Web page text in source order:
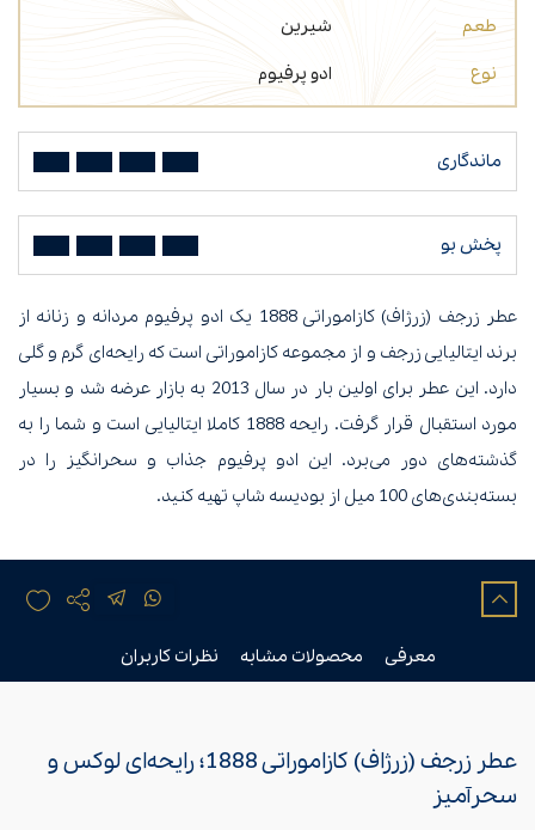
طعم
شیرین
نوع
ادو پرفیوم
ماندگاری
پخش بو
عطر زرجف (زرژاف) کازاموراتی 1888 یک ادو پرفیوم مردانه و زنانه از
برند ایتالیایی زرجف و از مجموعه کازاموراتی است که رایحه‌ای گرم و گلی
دارد. این عطر برای اولین بار در سال 2013 به بازار عرضه شد و بسیار
مورد استقبال قرار گرفت. رایحه 1888 کاملا ایتالیایی است و شما را به
گذشته‌های دور می‌برد. این ادو پرفیوم جذاب و سحرانگیز را در
بسته‌بندی‌های 100 میل از بودیسه شاپ تهیه کنید.
معرفی محصولات مشابه نظرات کاربران
عطر زرجف (زرژاف) کازاموراتی 1888؛ رایحه‌ای لوکس و
سحرآمیز